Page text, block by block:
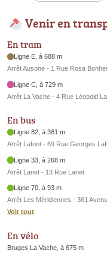
Venir en
En tram
Ligne E, à 688 m
Arrêt Ausone - 1 Rue Rosa
Ligne C, à 729 m
Arrêt La Vache - 4 Rue Léopold
En bus
Ligne 82, à 381 m
Arrêt Lafont - 69 Rue Georges
Ligne 33, à 268 m
Arrêt Lanet - 13 Rue Lanet
Ligne 70, à 93 m
Arrêt Les Méridiennes - 361
Voir tout
En vélo
Bruges La Vache, à 675 m